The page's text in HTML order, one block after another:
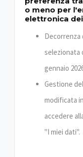
o meno per
elettronica
Decorrenza
selezionata
gennaio
Gestione
modificata
accedere
"I miei dati".